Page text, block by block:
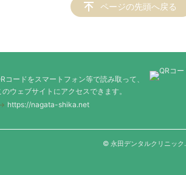
ページの先頭へ戻る
コードをスマートフォン等で読み取って、
のウェブサイトにアクセスできます。
https://nagata-shika.net
© 永田デンタルクリニック.